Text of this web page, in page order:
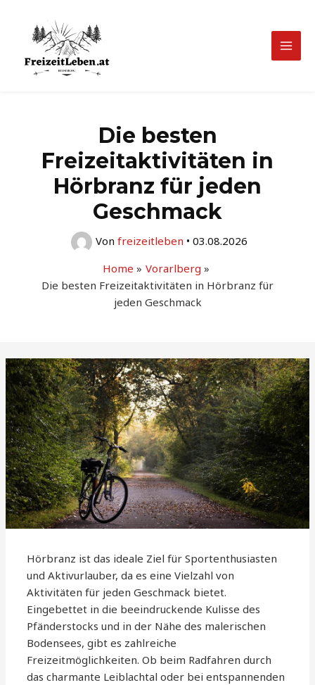
springen
Main
Die besten
Freizeitaktivitäten in
Hörbranz für jeden
Geschmack
Von freizeitleben • 03.08.2026
Home
Vorarlberg
Die besten Freizeitaktivitäten in Hörbranz für
jeden Geschmack
Hörbranz ist das ideale Ziel für Sportenthusiasten
und Aktivurlauber, da es eine Vielzahl von
Aktivitäten für jeden Geschmack bietet.
Eingebettet in die beeindruckende Kulisse des
Pfänderstocks und in der Nähe des malerischen
Bodensees, gibt es zahlreiche
Freizeitmöglichkeiten. Ob beim Radfahren durch
das charmante Leiblachtal oder bei entspannenden